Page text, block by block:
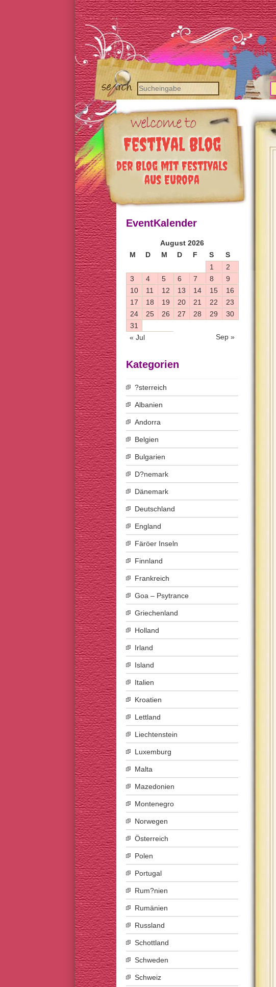
Festival Blog
der Blog mit Festivals
aus Europa
EventKalender
August 2026
M
D M D F S S
« Jul Sep »
1
2
3
4 5 6 7 8
9
10
11 12 13 14 15
16
17
18 19 20 21 22
23
24
25 26 27 28 29
30
31
Kategorien
?sterreich
Albanien
Andorra
Belgien
Bulgarien
D?nemark
Dänemark
Deutschland
England
Färöer Inseln
Finnland
Frankreich
Goa – Psytrance
Griechenland
Holland
Irland
Island
Italien
Kroatien
Lettland
Liechtenstein
Luxemburg
Malta
Mazedonien
Montenegro
Norwegen
Österreich
Polen
Portugal
Rum?nien
Rumänien
Russland
Schottland
Schweden
Schweiz